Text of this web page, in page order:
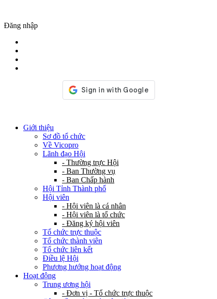
Đăng nhập
Giới thiệu
Sơ đồ tổ chức
Về Vicopro
Lãnh đạo Hội
- Thường trực Hội
- Ban Thường vụ
- Ban Chấp hành
Hội Tỉnh Thành phố
Hội viên
- Hội viên là cá nhân
- Hội viên là tổ chức
- Đăng ký hội viên
Tổ chức trực thuộc
Tổ chức thành viên
Tổ chức liên kết
Điều lệ Hội
Phương hướng hoạt động
Hoạt động
Trung ương hội
- Đơn vị - Tổ chức trực thuộc